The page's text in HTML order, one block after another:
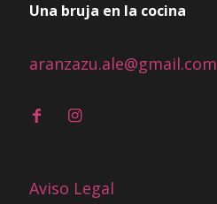
Una bruja en la cocina
aranzazu.ale@gmail.com
Aviso Legal